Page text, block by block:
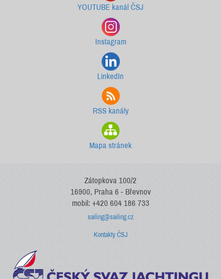
YOUTUBE kanál ČSJ
Instagram
LinkedIn
RSS kanály
Mapa stránek
Zátopkova 100/2
16900, Praha 6 - Břevnov
mobil: +420 604 186 733
sailing@sailing.cz
Kontakty ČSJ